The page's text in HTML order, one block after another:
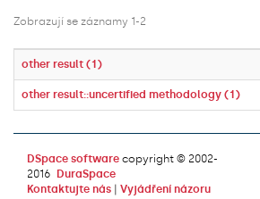
Zobrazují se záznamy 1-2
other result (1)
other result::uncertified methodology (1)
DSpace software copyright © 2002-
2016
DuraSpace
Kontaktujte nás
Vyjádření názoru